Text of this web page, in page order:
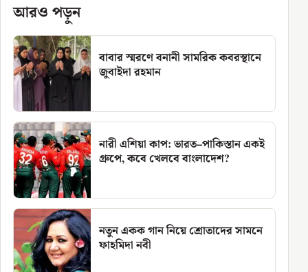
আরও পড়ুন
বাবার স্মরণে বনানী সামরিক কবরস্থানে
জুবাইদা রহমান
নারী এশিয়া কাপ: ভারত–পাকিস্তান একই
গ্রুপে, কবে খেলবে বাংলাদেশ?
নতুন একক গান নিয়ে শ্রোতাদের সামনে
ফাহমিদা নবী